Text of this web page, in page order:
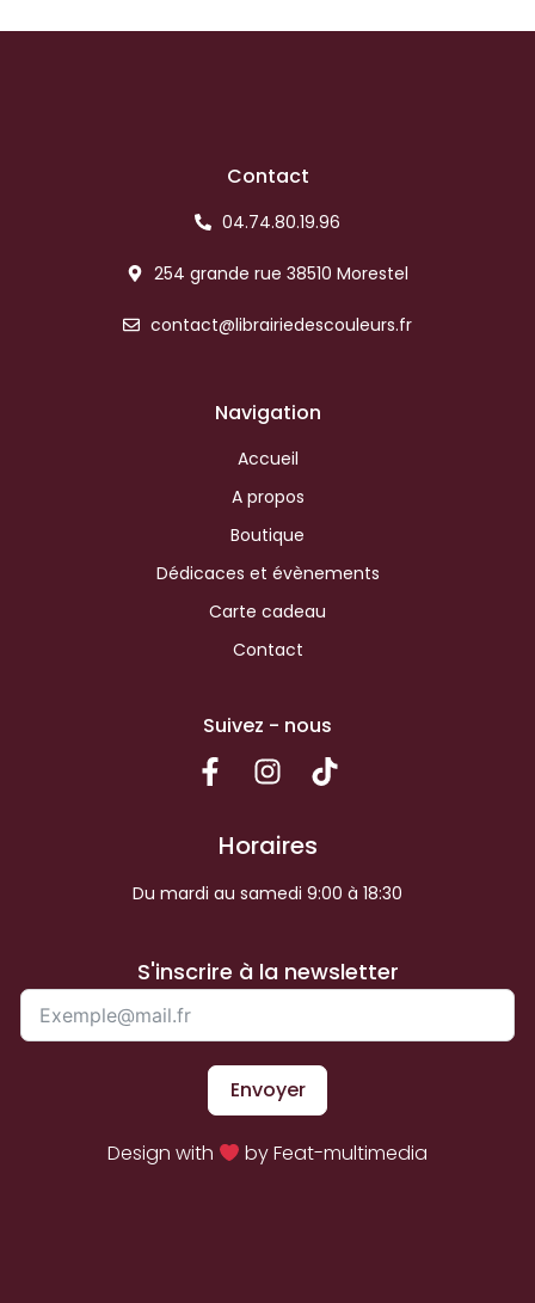
Contact
04.74.80.19.96
254 grande rue 38510 Morestel
contact@librairiedescouleurs.fr
Navigation
Accueil
A propos
Boutique
Dédicaces et évènements
Carte cadeau
Contact
Suivez - nous
Horaires
Du mardi au samedi 9:00 à 18:30
S'inscrire à la newsletter
Envoyer
Design with by Feat-multimedia